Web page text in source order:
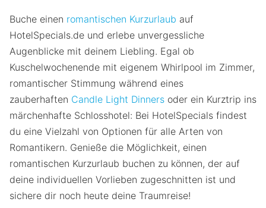
Buche einen romantischen Kurzurlaub auf
HotelSpecials.de und erlebe unvergessliche
Augenblicke mit deinem Liebling. Egal ob
Kuschelwochenende mit eigenem Whirlpool im Zimmer,
romantischer Stimmung während eines
zauberhaften Candle Light Dinners oder ein Kurztrip ins
märchenhafte Schlosshotel: Bei HotelSpecials findest
du eine Vielzahl von Optionen für alle Arten von
Romantikern. Genieße die Möglichkeit, einen
romantischen Kurzurlaub buchen zu können, der auf
deine individuellen Vorlieben zugeschnitten ist und
sichere dir noch heute deine Traumreise!